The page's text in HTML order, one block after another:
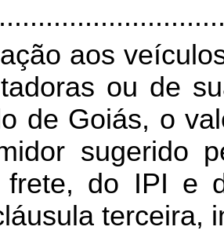
aos
ou de
de Goiás, o
sugerido
do IPI e
terceira,